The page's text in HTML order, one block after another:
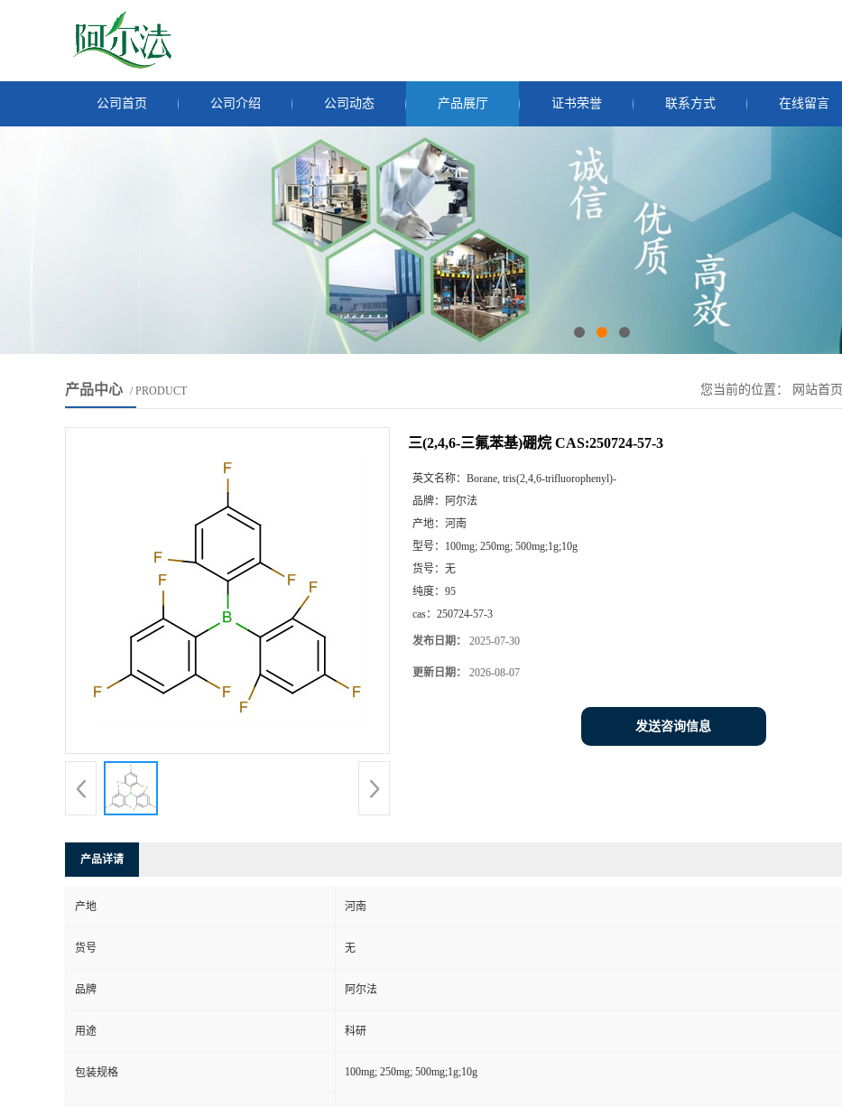
公司首页 公司介绍 公司动态 产品展厅 证书荣誉 联系方式 在线留言
产品中心 / PRODUCT 您当前的位置： 网站首页
三(2,4,6-三氟苯基)硼烷 CAS:250724-57-3
英文名称： Borane, tris(2,4,6-trifluorophenyl)-
品牌：
阿尔法
产地： 河南
型号： 100mg; 250mg; 500mg;1g;10g
货号： 无
纯度： 95
cas： 250724-57-3
发布日期： 2025-07-30
更新日期： 2026-08-07
发送咨询信息
产品详请
产地 河南
货号 无
品牌 阿尔法
用途 科研
包装规格 100mg; 250mg; 500mg;1g;10g